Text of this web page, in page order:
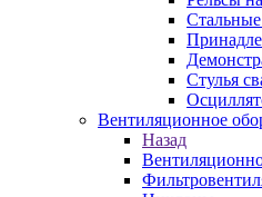
Стулья
Вентиляционное
Назад